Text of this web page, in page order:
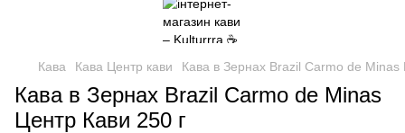
Кава Кава Центр кави Кава в Зернах Brazil Carmo de Minas
Кава в Зернах Brazil Carmo de Minas
Центр Кави 250 г